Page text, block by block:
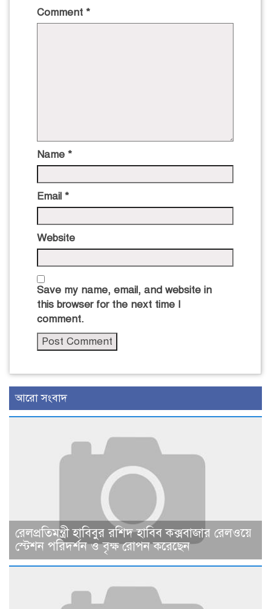
Comment *
Name *
Email *
Website
Save my name, email, and website in
this browser for the next time I
comment.
আরো সংবাদ
রেলপ্রতিমন্ত্রী হাবিবুর রশিদ হাবিব কক্সবাজার রেলওয়ে
স্টেশন পরিদর্শন ও বৃক্ষ রোপন করেছেন